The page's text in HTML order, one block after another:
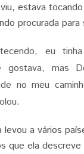
estava
procurada para
eu
gostava, mas
no meu
levou a vários
que ela